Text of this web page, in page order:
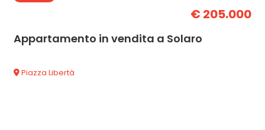
€ 205.000
Appartamento in vendita a Solaro
Piazza Libertà